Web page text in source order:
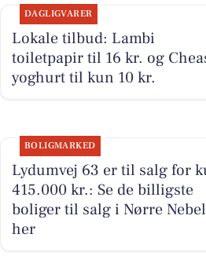
DAGLIGVARER
Lokale tilbud: Lambi
toiletpapir til 16 kr. og
yoghurt til kun 10 kr.
BOLIGMARKED
Lydumvej 63 er til salg for
415.000 kr.: Se de billigste
boliger til salg i Nørre Nebel
her